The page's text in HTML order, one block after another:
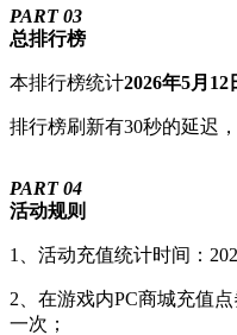
PART 03
总排行榜
本排行榜统计2026年5月12
排行榜刷新有30秒的延迟
PART 04
活动规则
1、活动充值统计时间：
2、在游戏内PC商城充值
一次；